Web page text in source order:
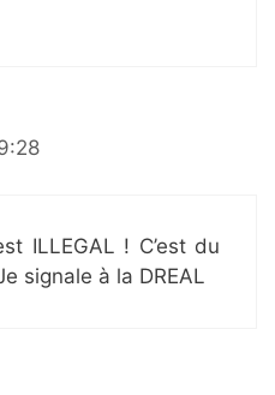
ILLEGAL ! C’est du
signale à la DREAL